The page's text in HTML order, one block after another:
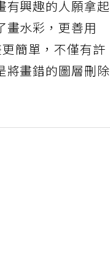
有興趣的人願拿起
畫水彩，更善用
簡單，不僅有許
將畫錯的圖層刪除